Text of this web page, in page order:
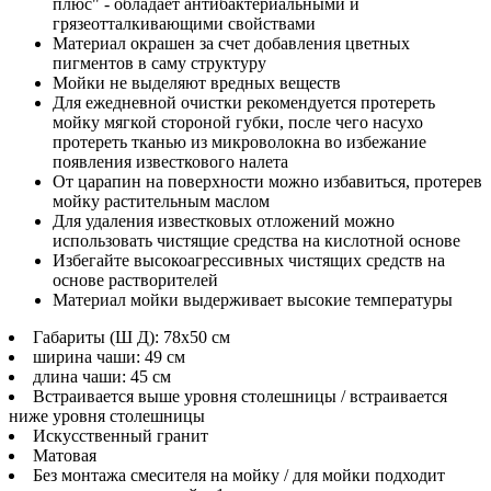
грязеотталкивающими свойствами
Материал окрашен за счет добавления цветных
пигментов в саму структуру
Мойки не выделяют вредных веществ
Для ежедневной очистки рекомендуется протереть
мойку мягкой стороной губки, после чего насухо
протереть тканью из микроволокна во избежание
появления известкового налета
От царапин на поверхности можно избавиться, протерев
мойку растительным маслом
Для удаления известковых отложений можно
использовать чистящие средства на кислотной основе
Избегайте высокоагрессивных чистящих средств на
основе растворителей
Материал мойки выдерживает высокие температуры
Габариты (Ш Д): 78x50 см
ширина чаши: 49 см
длина чаши: 45 см
Встраивается выше уровня столешницы / встраивается
ниже уровня столешницы
Искусственный гранит
Матовая
Без монтажа смесителя на мойку / для мойки подходит